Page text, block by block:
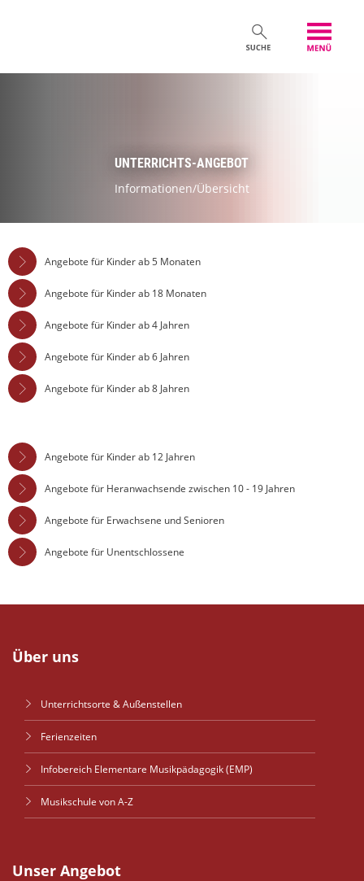
UNTERRICHTS-ANGEBOT
Informationen/Übersicht
Angebote für Kinder ab 5 Monaten
Angebote für Kinder ab 18 Monaten
Angebote für Kinder ab 4 Jahren
Angebote für Kinder ab 6 Jahren
Angebote für Kinder ab 8 Jahren
Angebote für Kinder ab 12 Jahren
Angebote für Heranwachsende zwischen 10 - 19 Jahren
Angebote für Erwachsene und Senioren
Angebote für Unentschlossene
Über uns
Unterrichtsorte & Außenstellen
Ferienzeiten
Infobereich Elementare Musikpädagogik (EMP)
Musikschule von A-Z
Unser Angebot